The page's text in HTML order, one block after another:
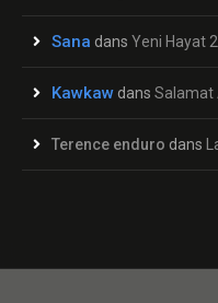
Sana dans Yeni Hayat
Kawkaw dans Salamat
Terence enduro dans